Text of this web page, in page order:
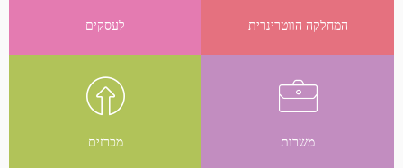
המחלקה הווטרינרית לעסקים
משרות מכרזים